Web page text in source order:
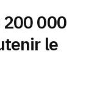
200 000
le